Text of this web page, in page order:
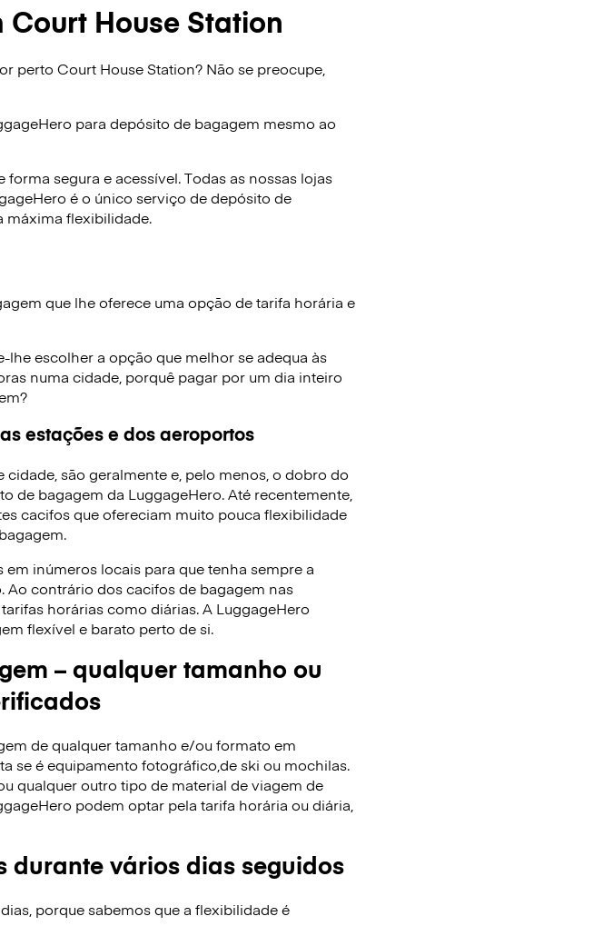
House Station
perto Court House Station? Não se preocupe,
para depósito de bagagem mesmo ao
segura e acessível. Todas as nossas lojas
é o único serviço de depósito de
máxima flexibilidade.
que lhe oferece uma opção de tarifa horária e
lhe escolher a opção que melhor se adequa às
numa cidade, porquê pagar por um dia inteiro
estações e dos aeroportos
são geralmente e, pelo menos, o dobro do
de bagagem da LuggageHero. Até recentemente,
cacifos que ofereciam muito pouca flexibilidade
inúmeros locais para que tenha sempre a
Ao contrário dos cacifos de bagagem nas
horárias como diárias. A LuggageHero
flexível e barato perto de si.
– qualquer tamanho ou
de qualquer tamanho e/ou formato em
se é equipamento fotográfico,de ski ou mochilas.
qualquer outro tipo de material de viagem de
podem optar pela tarifa horária ou diária,
durante vários dias seguidos
porque sabemos que a flexibilidade é